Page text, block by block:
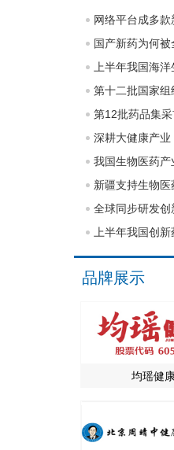
网络平台成多
国产新药为何被
上半年我国海
第十二批国家
第12批药品集
深耕大健康产
我国生物医药产
新疆支持生物
全球同步研发
上半年我国创
品牌展示
均瑶健